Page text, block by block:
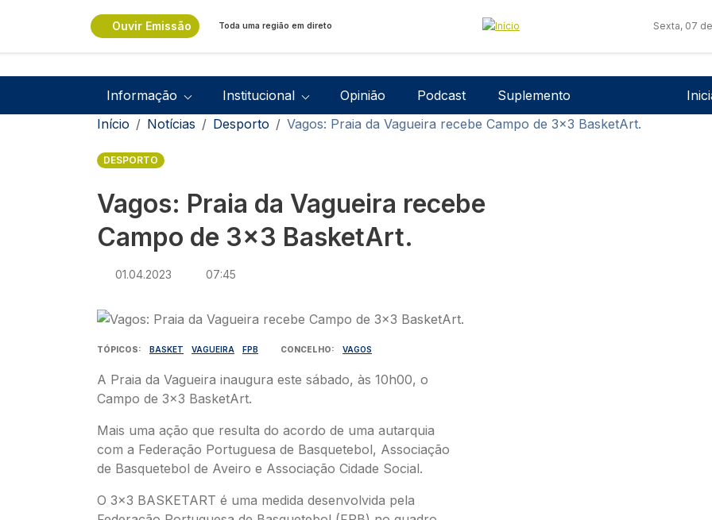
Ouvir Emissão Toda uma região em direto Sexta, 07
Navegação principal
Informação Institucional Opinião Podcast Suplemento
Navegação estrutural
Início Notícias Desporto Vagos: Praia da Vagueira recebe Campo de 3x3 BasketArt.
DESPORTO
Vagos: Praia da Vagueira recebe
Campo de 3x3 BasketArt.
01.04.2023 07:45
Imagem
TÓPICOS BASKET VAGUEIRA FPB CONCELHO VAGOS
A Praia da Vagueira inaugura este sábado, às 10h00, o
Campo de 3x3 BasketArt.
Mais uma ação que resulta do acordo de uma autarquia
com a Federação Portuguesa de Basquetebol, Associação
de Basquetebol de Aveiro e Associação Cidade Social.
O 3x3 BASKETART é uma medida desenvolvida pela